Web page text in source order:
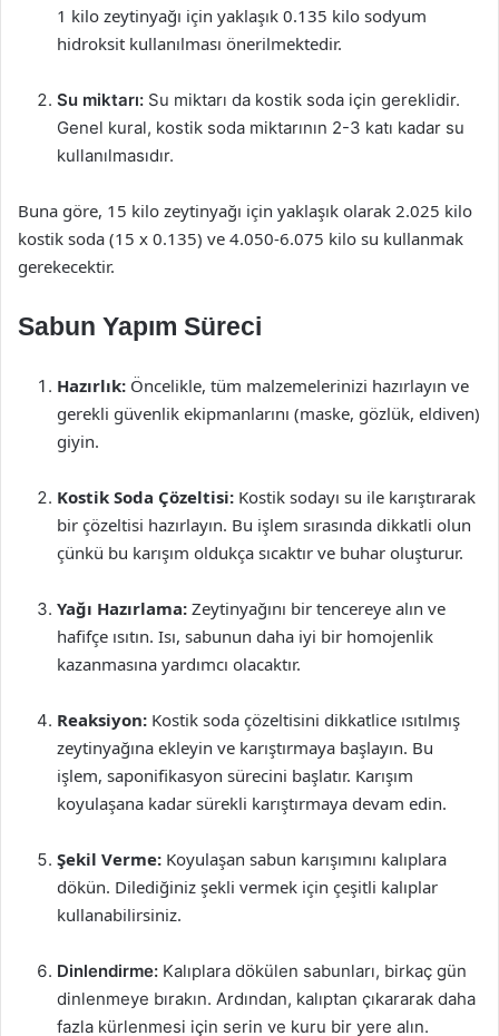
1 kilo zeytinyağı için yaklaşık 0.135 kilo sodyum
hidroksit kullanılması önerilmektedir.
Su miktarı: Su miktarı da kostik soda için gereklidir.
Genel kural, kostik soda miktarının 2-3 katı kadar su
kullanılmasıdır.
Buna göre, 15 kilo zeytinyağı için yaklaşık olarak 2.025 kilo
kostik soda (15 x 0.135) ve 4.050-6.075 kilo su kullanmak
gerekecektir.
Sabun Yapım Süreci
Hazırlık: Öncelikle, tüm malzemelerinizi hazırlayın ve
gerekli güvenlik ekipmanlarını (maske, gözlük, eldiven)
giyin.
Kostik Soda Çözeltisi: Kostik sodayı su ile karıştırarak
bir çözeltisi hazırlayın. Bu işlem sırasında dikkatli olun
çünkü bu karışım oldukça sıcaktır ve buhar oluşturur.
Yağı Hazırlama: Zeytinyağını bir tencereye alın ve
hafifçe ısıtın. Isı, sabunun daha iyi bir homojenlik
kazanmasına yardımcı olacaktır.
Reaksiyon: Kostik soda çözeltisini dikkatlice ısıtılmış
zeytinyağına ekleyin ve karıştırmaya başlayın. Bu
işlem, saponifikasyon sürecini başlatır. Karışım
koyulaşana kadar sürekli karıştırmaya devam edin.
Şekil Verme: Koyulaşan sabun karışımını kalıplara
dökün. Dilediğiniz şekli vermek için çeşitli kalıplar
kullanabilirsiniz.
Dinlendirme: Kalıplara dökülen sabunları, birkaç gün
dinlenmeye bırakın. Ardından, kalıptan çıkararak daha
fazla kürlenmesi için serin ve kuru bir yere alın.